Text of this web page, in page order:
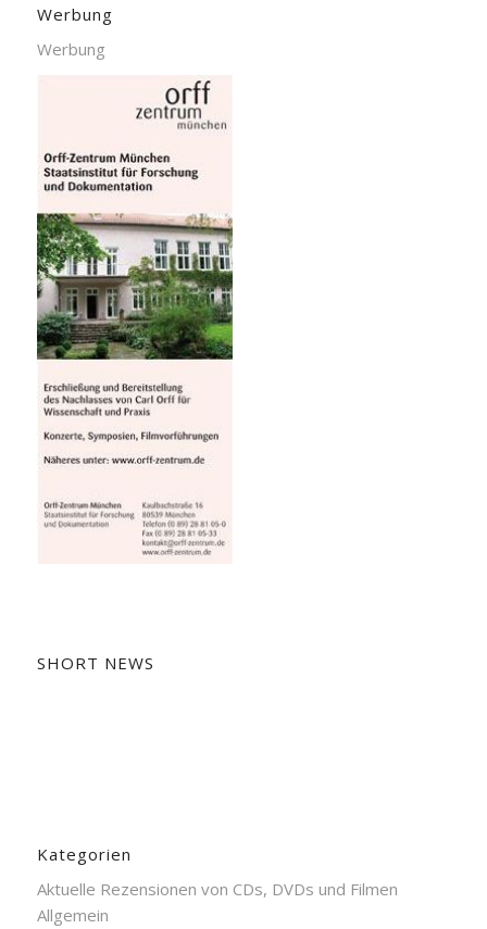
Werbung
Werbung
SHORT NEWS
Kategorien
Aktuelle Rezensionen von CDs, DVDs und Filmen
Allgemein